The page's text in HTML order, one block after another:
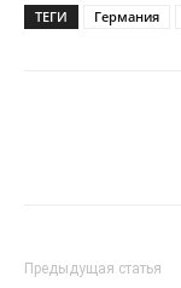
ТЕГИ Германия
Предыдущая статья